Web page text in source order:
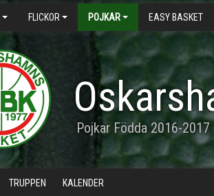
FLICKOR POJKAR EASY BASKET
Pojkar Födda 2016-2017
TRUPPEN KALENDER